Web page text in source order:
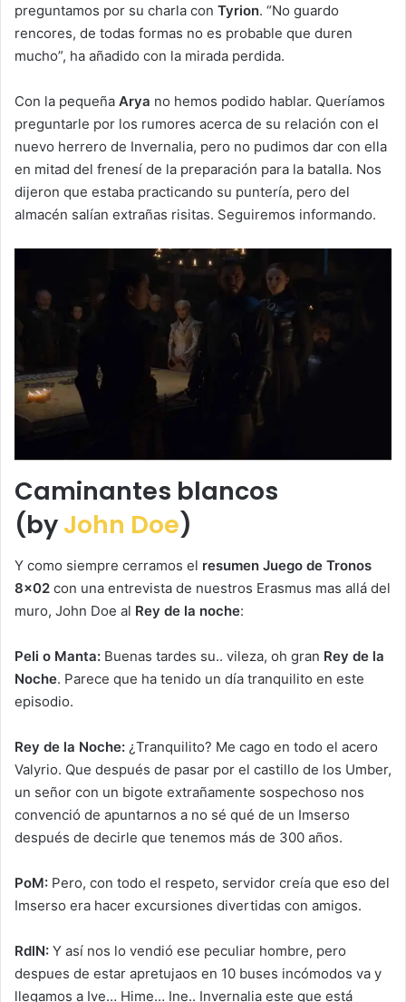
preguntamos por su charla con Tyrion. “No guardo
rencores, de todas formas no es probable que duren
mucho”, ha añadido con la mirada perdida.
Con la pequeña Arya no hemos podido hablar. Queríamos
preguntarle por los rumores acerca de su relación con el
nuevo herrero de Invernalia, pero no pudimos dar con ella
en mitad del frenesí de la preparación para la batalla. Nos
dijeron que estaba practicando su puntería, pero del
almacén salían extrañas risitas. Seguiremos informando.
Caminantes blancos
(byJohn Doe)
Y como siempre cerramos el resumen Juego de Tronos
8×02 con una entrevista de nuestros Erasmus mas allá del
muro, John Doe al Rey de la noche:
Peli o Manta: Buenas tardes su.. vileza, oh gran Rey de la
Noche. Parece que ha tenido un día tranquilito en este
episodio.
Rey de la Noche: ¿Tranquilito? Me cago en todo el acero
Valyrio. Que después de pasar por el castillo de los Umber,
un señor con un bigote extrañamente sospechoso nos
convenció de apuntarnos a no sé qué de un Imserso
después de decirle que tenemos más de 300 años.
PoM: Pero, con todo el respeto, servidor creía que eso del
Imserso era hacer excursiones divertidas con amigos.
RdlN: Y así nos lo vendió ese peculiar hombre, pero
despues de estar apretujaos en 10 buses incómodos va y
llegamos a Ive… Hime… Ine.. Invernalia este que está